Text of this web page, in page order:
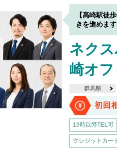
【高崎駅徒
きを進めます
ネク
崎オフ
群馬県
初回
19時以降TEL可
クレジットカー